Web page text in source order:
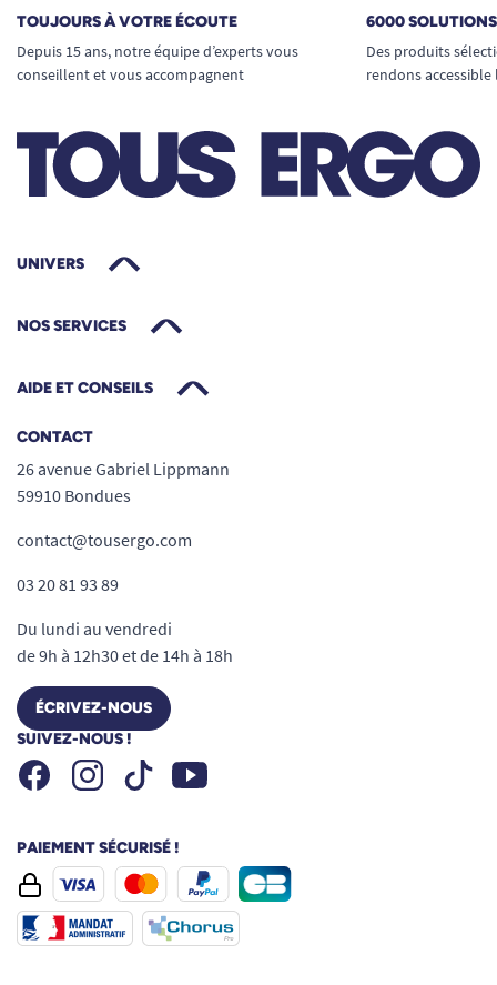
TOUJOURS À VOTRE ÉCOUTE
Depuis 15 ans, notre équipe d’experts vous
conseillent et vous accompagnent
6000
Des produits
rendons
UNIVERS
NOS SERVICES
AIDE ET CONSEILS
CONTACT
26 avenue Gabriel Lippmann
59910 Bondues
contact@tousergo.com
03 20 81 93 89
Du lundi au vendredi
de 9h à 12h30 et de 14h à 18h
ÉCRIVEZ-NOUS
SUIVEZ-NOUS !
FacebookInstagramTiktok Youtube
PAIEMENT SÉCURISÉ !